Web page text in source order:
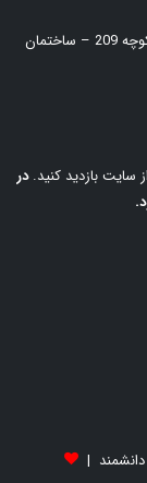
کرج – مهرشهر – بلوار شهرداری – نبش کوچه 209 – ساختمان
از سایت بازدید کنید.در